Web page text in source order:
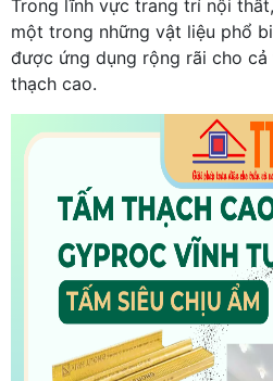
Trong lĩnh vực trang trí nội
một trong những vật liệu phổ
được ứng dụng rộng rãi cho
thạch cao.